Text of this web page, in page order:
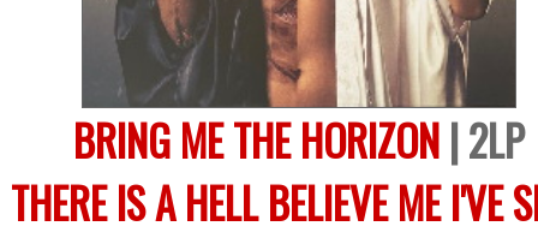
BRING ME THE HORIZON| 2LP
THERE IS A HELL BELIEVE ME I'VE